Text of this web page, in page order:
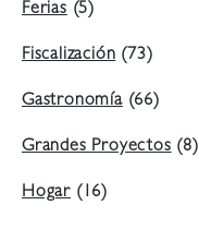
Ferias(5)
Fiscalización(73)
Gastronomía(66)
Grandes Proyectos(8)
Hogar (16)